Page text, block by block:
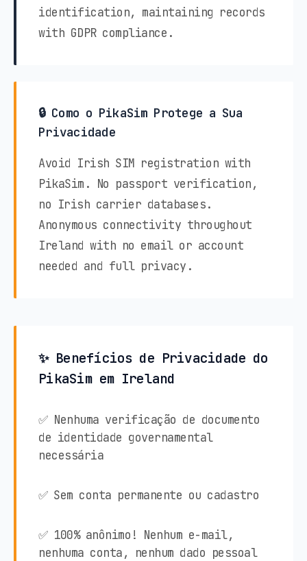
identification, maintaining records
with GDPR compliance.
🔒 Como o PikaSim Protege a Sua
Privacidade
Avoid Irish SIM registration with
PikaSim. No passport verification,
no Irish carrier databases.
Anonymous connectivity throughout
Ireland with no email or account
needed and full privacy.
✨ Benefícios de Privacidade do
PikaSim em Ireland
✅ Nenhuma verificação de documento
de identidade governamental
necessária
✅ Sem conta permanente ou cadastro
✅ 100% anônimo! Nenhum e-mail,
nenhuma conta, nenhum dado pessoal